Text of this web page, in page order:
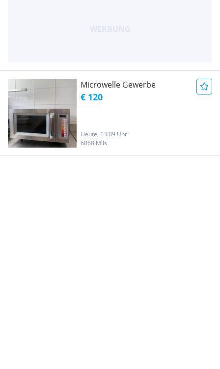
Microwelle Gewerbe
€ 120
Heute, 13:09 Uhr
6068 Mils